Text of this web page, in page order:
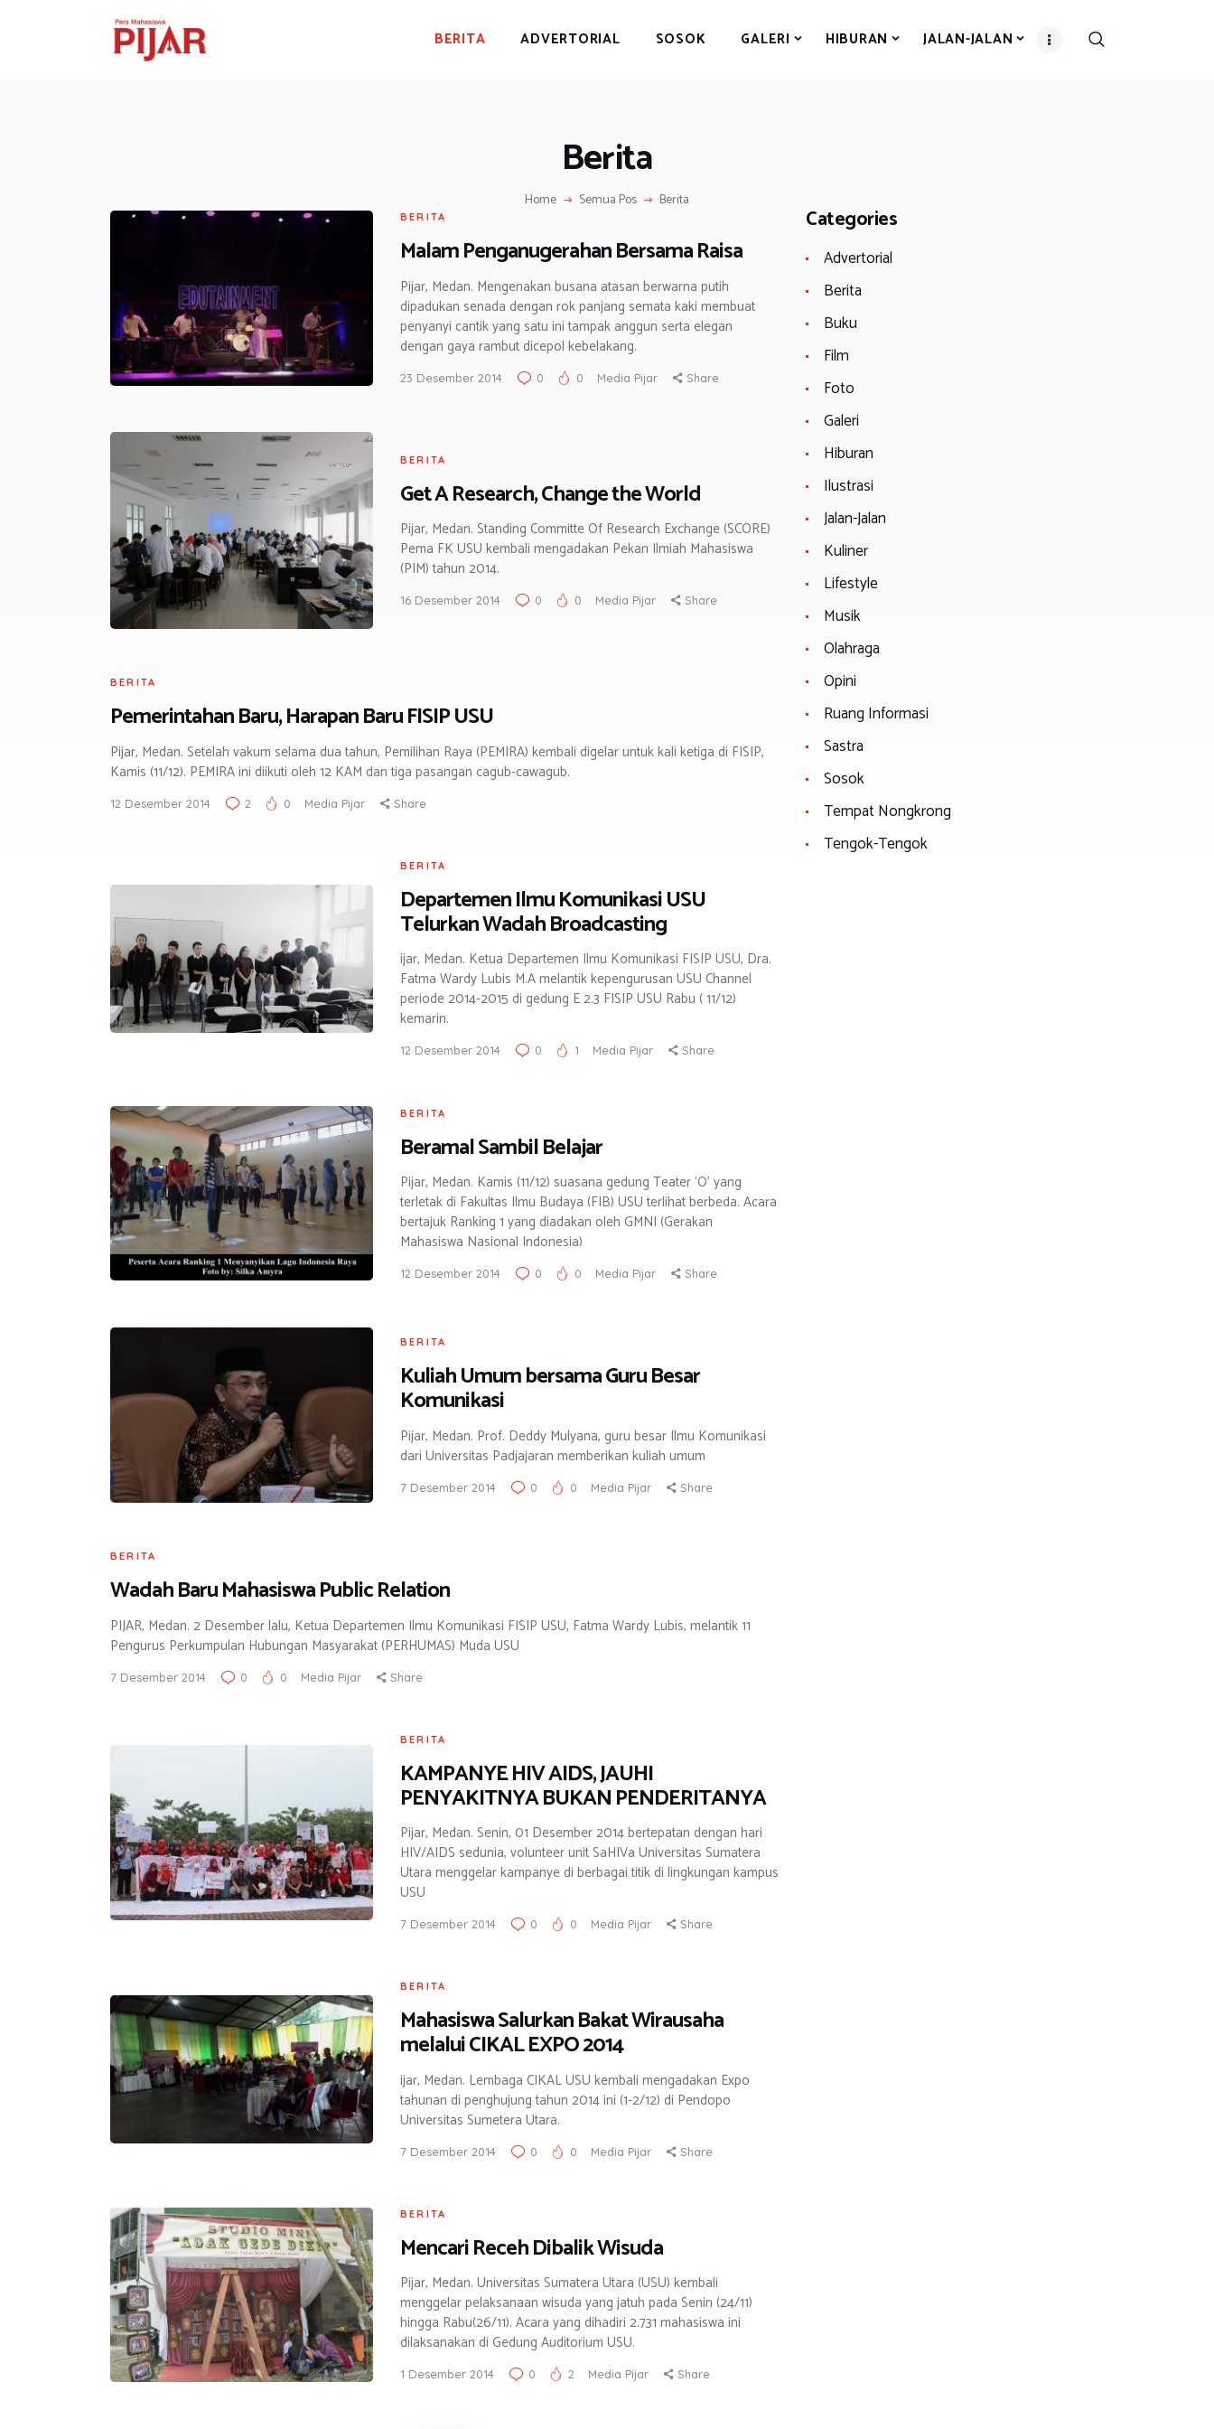
BERITA ADVERTORIAL SOSOK GALERI HIBURAN JALAN-JALAN
Berita
Home Semua Pos Berita
ADVERTORIAL
JALAN-JALAN
GAYA HIDUP
OLAHRAGA
OPINI
BERITA
Malam Penganugerahan Bersama Raisa
Pijar, Medan. Mengenakan busana atasan berwarna putih
dipadukan senada dengan rok panjang semata kaki membuat
penyanyi cantik yang satu ini tampak anggun serta elegan
dengan gaya rambut dicepol kebelakang.
23 Desember 2014 0 0 Media Pijar Share
BERITA
Get A Research, Change the World
Pijar, Medan. Standing Committe Of Research Exchange (SCORE)
Pema FK USU kembali mengadakan Pekan Ilmiah Mahasiswa
(PIM) tahun 2014.
16 Desember 2014 0 0 Media Pijar Share
BERITA
Pemerintahan Baru, Harapan Baru FISIP USU
Pijar, Medan. Setelah vakum selama dua tahun, Pemilihan Raya (PEMIRA) kembali digelar untuk kali ketiga di FISIP,
Kamis (11/12). PEMIRA ini diikuti oleh 12 KAM dan tiga pasangan cagub-cawagub.
12 Desember 2014 2 0 Media Pijar Share
BERITA
Departemen Ilmu Komunikasi USU
Telurkan Wadah Broadcasting
ijar, Medan. Ketua Departemen Ilmu Komunikasi FISIP USU, Dra.
Fatma Wardy Lubis M.A melantik kepengurusan USU Channel
periode 2014-2015 di gedung E 2.3 FISIP USU Rabu ( 11/12)
kemarin.
12 Desember 2014 0 1 Media Pijar Share
BERITA
Beramal Sambil Belajar
Pijar, Medan. Kamis (11/12) suasana gedung Teater ‘O’ yang
terletak di Fakultas Ilmu Budaya (FIB) USU terlihat berbeda. Acara
bertajuk Ranking 1 yang diadakan oleh GMNI (Gerakan
Mahasiswa Nasional Indonesia)
12 Desember 2014 0 0 Media Pijar Share
BERITA
Kuliah Umum bersama Guru Besar
Komunikasi
Pijar, Medan. Prof. Deddy Mulyana, guru besar Ilmu Komunikasi
dari Universitas Padjajaran memberikan kuliah umum
7 Desember 2014 0 0 Media Pijar Share
BERITA
Wadah Baru Mahasiswa Public Relation
PIJAR, Medan. 2 Desember lalu, Ketua Departemen Ilmu Komunikasi FISIP USU, Fatma Wardy Lubis, melantik 11
Pengurus Perkumpulan Hubungan Masyarakat (PERHUMAS) Muda USU
7 Desember 2014 0 0 Media Pijar Share
BERITA
KAMPANYE HIV AIDS, JAUHI
PENYAKITNYA BUKAN PENDERITANYA
Pijar, Medan. Senin, 01 Desember 2014 bertepatan dengan hari
HIV/AIDS sedunia, volunteer unit SaHIVa Universitas Sumatera
Utara menggelar kampanye di berbagai titik di lingkungan kampus
USU
7 Desember 2014 0 0 Media Pijar Share
BERITA
Mahasiswa Salurkan Bakat Wirausaha
melalui CIKAL EXPO 2014
ijar, Medan. Lembaga CIKAL USU kembali mengadakan Expo
tahunan di penghujung tahun 2014 ini (1-2/12) di Pendopo
Universitas Sumetera Utara.
7 Desember 2014 0 0 Media Pijar Share
BERITA
Mencari Receh Dibalik Wisuda
Pijar, Medan. Universitas Sumatera Utara (USU) kembali
menggelar pelaksanaan wisuda yang jatuh pada Senin (24/11)
hingga Rabu(26/11). Acara yang dihadiri 2.731 mahasiswa ini
dilaksanakan di Gedung Auditorium USU.
1 Desember 2014 0 2 Media Pijar Share
Categories
Advertorial
Berita
Buku
Film
Foto
Galeri
Hiburan
Ilustrasi
Jalan-Jalan
Kuliner
Lifestyle
Musik
Olahraga
Opini
Ruang Informasi
Sastra
Sosok
Tempat Nongkrong
Tengok-Tengok